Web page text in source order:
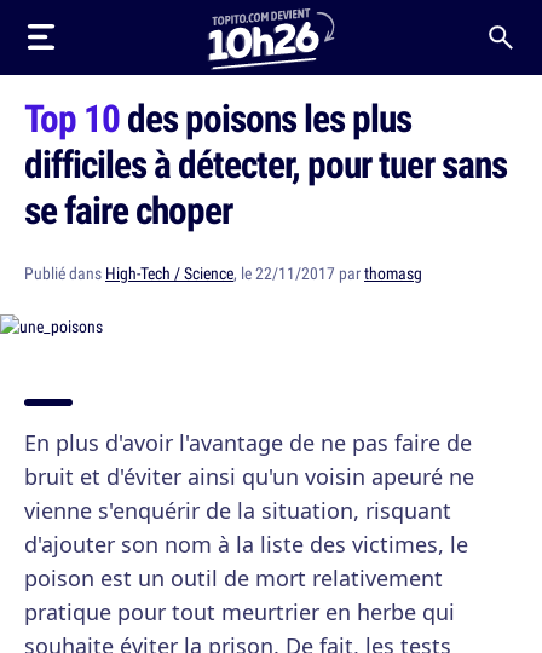
Top 10des poisons les plus
difficiles à détecter, pour tuer sans
se faire choper
Publié dans High-Tech / Science, le 22/11/2017 parthomasg
En plus d'avoir l'avantage de ne pas faire de
bruit et d'éviter ainsi qu'un voisin apeuré ne
vienne s'enquérir de la situation, risquant
d'ajouter son nom à la liste des victimes, le
poison est un outil de mort relativement
pratique pour tout meurtrier en herbe qui
souhaite éviter la prison. De fait, les tests